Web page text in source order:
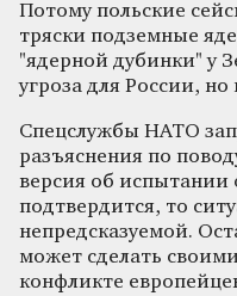
Потому польские
тряски подземные
"ядерной дубинки" у
угроза для России,
Спецслужбы НАТО
разъяснения по
версия об испытании
подтвердится, то
непредсказуемой.
может сделать
конфликте